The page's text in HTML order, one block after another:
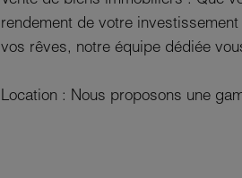
rendement de votre
vos rêves, notre équipe dédiée
Location : Nous proposons une